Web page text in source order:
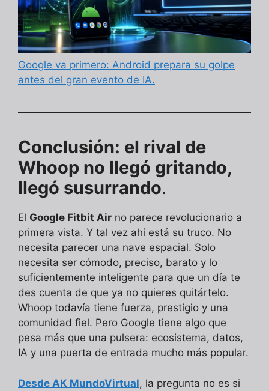
Google va primero: Android prepara su golpe
antes del gran evento de IA.
Conclusión: el rival de
Whoop no llegó gritando,
llegó susurrando.
El Google Fitbit Air no parece revolucionario a
primera vista. Y tal vez ahí está su truco. No
necesita parecer una nave espacial. Solo
necesita ser cómodo, preciso, barato y lo
suficientemente inteligente para que un día te
des cuenta de que ya no quieres quitártelo.
Whoop todavía tiene fuerza, prestigio y una
comunidad fiel. Pero Google tiene algo que
pesa más que una pulsera: ecosistema, datos,
IA y una puerta de entrada mucho más popular.
Desde AK MundoVirtual, la pregunta no es si